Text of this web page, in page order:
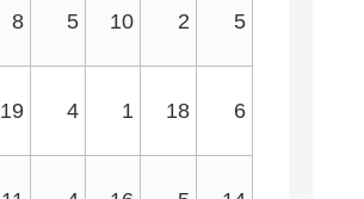
8 5 10 2 5
19 4 1 18 6